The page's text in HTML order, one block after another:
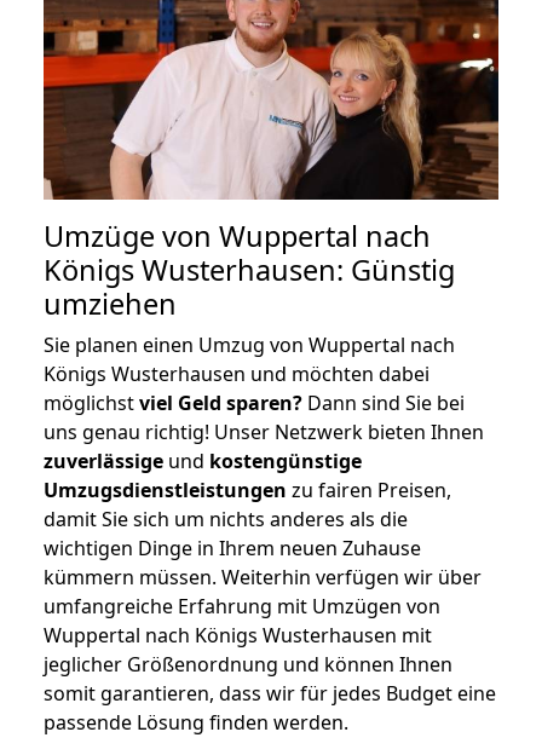
Umzüge von Wuppertal nach
Königs Wusterhausen: Günstig
umziehen
Sie planen einen Umzug von Wuppertal nach
Königs Wusterhausen und möchten dabei
möglichstviel Geld sparen? Dann sind Sie bei
uns genau richtig! Unser Netzwerk bieten Ihnen
zuverlässige und kostengünstige
Umzugsdienstleistungen zu fairen Preisen,
damit Sie sich um nichts anderes als die
wichtigen Dinge in Ihrem neuen Zuhause
kümmern müssen. Weiterhin verfügen wir über
umfangreiche Erfahrung mit Umzügen von
Wuppertal nach Königs Wusterhausen mit
jeglicher Größenordnung und können Ihnen
somit garantieren, dass wir für jedes Budget eine
passende Lösung finden werden.